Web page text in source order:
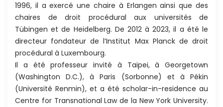
1996, il a exercé une chaire à Erlangen ainsi que des
chaires de droit procédural aux universités de
Tübingen et de Heidelberg. De 2012 à 2023, il a été le
directeur fondateur de l’Institut Max Planck de droit
procédural à Luxembourg.
Il a été professeur invité à Taipei, à Georgetown
(Washington D.C.), à Paris (Sorbonne) et à Pékin
(Université Renmin), et a été scholar-in-residence au
Centre for Transnational Law de la New York University.